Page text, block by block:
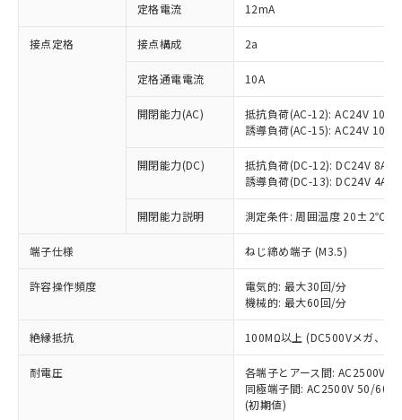
定格電流 12mA
接点定格 接点構成 2a
定格通電電流 10A
開閉能力(AC)
抵抗負荷(AC-12): AC24V 10A/
誘導負荷(AC-15): AC24V
開閉能力(DC)
抵抗負荷(DC-12): DC24V 8A/
誘導負荷(DC-13): DC24V 4A/
開閉能力説明 測定条件: 周囲温度 20±2℃、
端子仕様 ねじ締め端子 (M3.5)
許容操作頻度
電気的: 最大30回/分
機械的: 最大60回/分
絶縁抵抗 100MΩ以上 (DC500Vメガ、点
耐電圧
各端子とアース間: AC2500V
同極端子間: AC2500V 50/
(初期値)
ご利用条件
以下の条件をお読みいただき、同意のうえ
ご利用ください。
本サービスは、当社制御機器事業取扱
商品の当社在庫状況および標準価格
(税抜)を提供させていただくもので
当社制御機器事業取扱商品の中には、
本サービスの対象外となる商品もある
ことをご了承ください。
在庫状況および標準価格照会結果は、
記載している更新日時点での社内デー
タに基づき作成されるものであり、閲
覧された時点での実際の在庫および標
準価格とは異なる場合があることをご
対応済み：EU RoHS指令（10物質）の
非含有に対応した製品が提供可能な商品で
す。
対応予定：EU RoHS指令（10物質）の非含
有に対応した製品に切り替える予定のある
対応予定なし：EU RoHS指令（10物質）の
非含有に非対応の商品で、対応品を出す予
定はありません。
調査・確認中：EU RoHS指令（10物質）の
非含有の対応状況を調査中または確認中の
非該当品：ライセンス料など無形物で、有
害物質有無と関係のない商品です。
仕入先様の事情により、非含有部品として
いたものが、含有品と判明した場合などや
むを得ず変更することがあります。
六価クロム(Cr(Ⅵ)) 1000ppm以下、ポリ臭化ビフェニル
類(PBB) 1000ppm以下、ポリ臭化ジフェニルエーテル類
「○」：最大均質材料含有率が中国RoHSの
基準値以下であることを示します。
「×」：最大均質材料含有率が中国RoHSの
基準値を超えていることを示します。
「－」：未確認です。当社販売部門へお問
*中国RoHS10物質の基準値 (GB/T26572)：
Pb(鉛) :1000ppm、 Hg(水銀) : 1000ppm、 Cd(カドミウ
Cr(Ⅵ)(六価クロム) : 1000ppm、 PBBs(ポリ臭化ビフェ
当社は、これら貴社製品のうち、外国
為替および外国貿易法に定める商品
（以下｢規制貨物等」という）を輸出
または国外への提供する場合は、日本
国政府の輸出許可(または役務取引許
可)を取得するなどの必要な手続きを